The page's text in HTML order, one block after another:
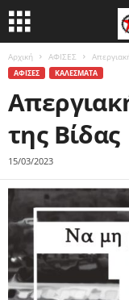
Αρχική ΑΦΙΣΕΣ
ΑΦΙΣΕΣ ΚΑΛΕΣΜΑΤΑ
της Βίδας
15/03/2023